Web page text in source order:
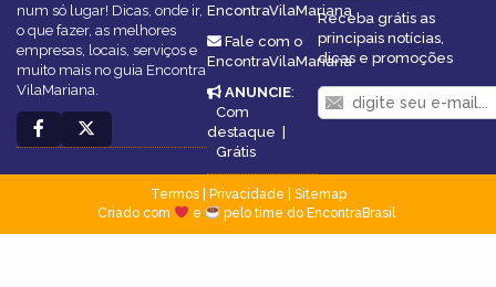
num só lugar! Dicas, onde ir,
o que fazer, as melhores
empresas, locais, serviços e
muito mais no guia Encontra
VilaMariana.
EncontraVilaMariana
Fale com o
EncontraVilaMariana
ANUNCIE:
Com
destaque
Grátis
Receba grátis as
principais notícias,
dicas e promoções
Termos| Privacidade
Sitemap
Criado com
e pelo time do EncontraBrasil